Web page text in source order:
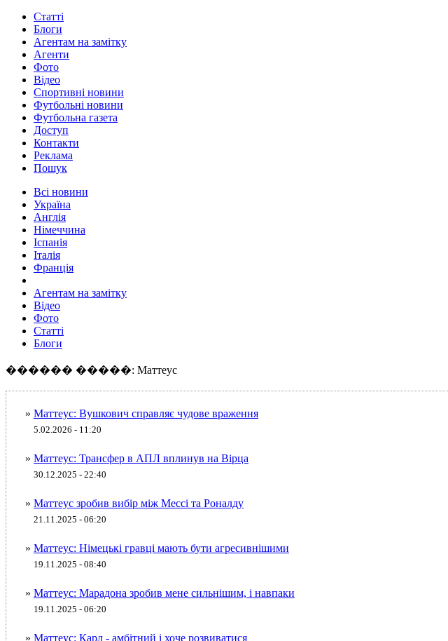
Статті
Блоги
Агентам на замітку
Агенти
Фото
Відео
Спортивні новини
Футбольні новини
Футбольна газета
Доступ
Контакти
Реклама
Пошук
Всі новини
Україна
Англія
Німеччина
Іспанія
Італія
Франція
Агентам на замітку
Відео
Фото
Статті
Блоги
������ �����: Маттеус
» Маттеус: Вушкович справляє чудове враження
5.02.2026 - 11:20
» Маттеус: Трансфер в АПЛ вплинув на Вірца
30.12.2025 - 22:40
» Маттеус зробив вибір між Мессі та Роналду
21.11.2025 - 06:20
» Маттеус: Німецькі гравці мають бути агресивнішими
19.11.2025 - 08:40
» Маттеус: Марадона зробив мене сильнішим, і навпаки
19.11.2025 - 06:20
» Маттеус: Карл - амбітний і хоче розвиватися